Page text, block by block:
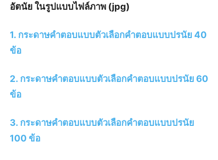
อัตนัย ในรูปแบบไฟล์ภาพ (jpg)
1. กระดาษคำตอบแบบตัวเลือกคำตอบแบบปรนัย 40
ข้อ
2. กระดาษคำตอบแบบตัวเลือกคำตอบแบบปรนัย 60
ข้อ
3. กระดาษคำตอบแบบตัวเลือกคำตอบแบบปรนัย
100 ข้อ